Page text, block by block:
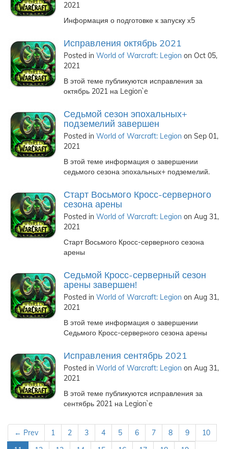
2021
Информация о подготовке к запуску х5
Исправления октябрь 2021
Posted in World of Warcraft: Legion on Oct 05,
2021
В этой теме публикуются исправления за
октябрь 2021 на Legion`e
Седьмой сезон эпохальных+
подземелий завершен
Posted in World of Warcraft: Legion on Sep 01,
2021
В этой теме информация о завершении
седьмого сезона эпохальных+ подземелий.
Старт Восьмого Кросс-серверного
сезона арены
Posted in World of Warcraft: Legion on Aug 31,
2021
Старт Восьмого Кросс-серверного сезона
арены
Седьмой Кросс-серверный сезон
арены завершен!
Posted in World of Warcraft: Legion on Aug 31,
2021
В этой теме информация о завершении
Седьмого Кросс-серверного сезона арены
Исправления сентябрь 2021
Posted in World of Warcraft: Legion on Aug 31,
2021
В этой теме публикуются исправления за
сентябрь 2021 на Legion`e
← Prev 1 2 3 4 5 6 7 8 9
10